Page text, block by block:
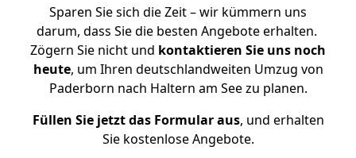
Sparen Sie sich die Zeit – wir kümmern uns
darum, dass Sie die besten Angebote erhalten.
Zögern Sie nicht und kontaktieren Sie uns noch
heute, um Ihren deutschlandweiten Umzug von
Paderborn nach Haltern am See zu planen.
Füllen Sie jetzt das Formular aus, und erhalten
Sie kostenlose Angebote.